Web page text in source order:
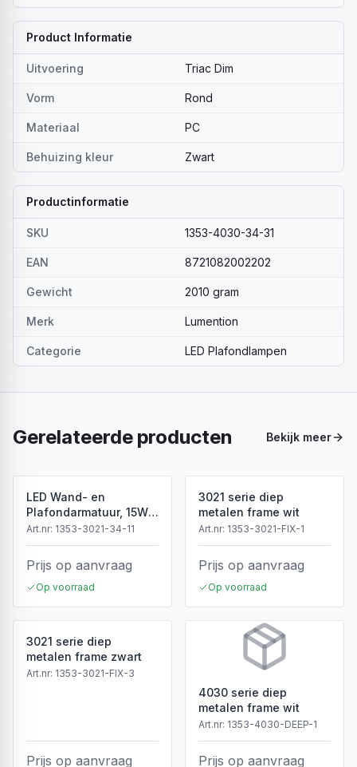
Product Informatie
Uitvoering Triac Dim
Vorm Rond
Materiaal PC
Behuizing kleur Zwart
Productinformatie
SKU 1353-4030-34-31
EAN 8721082002202
Gewicht 2010 gram
Merk Lumention
Categorie LED Plafondlampen
Gerelateerde producten Bekijk meer
LED Wand- en
Plafondarmatuur, 15W,
3CCT, Sensor, IP54, Wit
Art.nr: 1353-3021-34-11
Prijs op aanvraag
Op voorraad
3021 serie diep
metalen frame wit
Art.nr: 1353-3021-FIX-1
Prijs op aanvraag
Op voorraad
3021 serie diep
metalen frame zwart
Art.nr: 1353-3021-FIX-3
Prijs op aanvraag
4030 serie diep
metalen frame wit
Art.nr: 1353-4030-DEEP-1
Prijs op aanvraag